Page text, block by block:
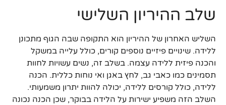
שלב ההיריון השלישי
השליש האחרון של ההיריון הוא התקופה שבה הגוף מתכונן
ללידה. שינויים פיזיים נוספים קורים, כולל עלייה במשקל
והכנה פיזית ללידה עצמה. בשלב זה, נשים עשויות לחוות
תסמינים כמו כאבי גב, לחץ באגן ואי נוחות כללית. הכנה
ללידה, כולל קורסים ללידה, יכולה להוות יתרון משמעותי.
השלב הזה משפיע ישירות על הלידה בבוקר, שכן הכנה נכונה